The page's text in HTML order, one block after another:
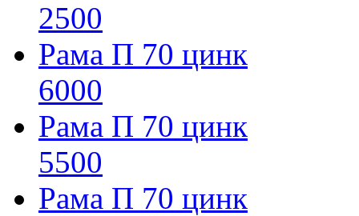
2500
Рама П 70 цинк
6000
Рама П 70 цинк
5500
Рама П 70 цинк